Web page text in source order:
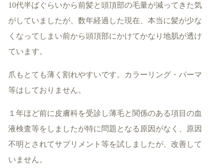
10代半ばぐらいから前髪と頭頂部の毛量が減ってきた気
がしていましたが、数年経過した現在、本当に髪が少な
くなってしまい前から頭頂部にかけてかなり地肌が透け
ています。
爪もとても薄く割れやすいです。カラーリング・パーマ
等はしておりません。
１年ほど前に皮膚科を受診し薄毛と関係のある項目の血
液検査等をしましたが特に問題となる原因がなく、原因
不明とされてサプリメント等を試しましたが、改善して
いません。